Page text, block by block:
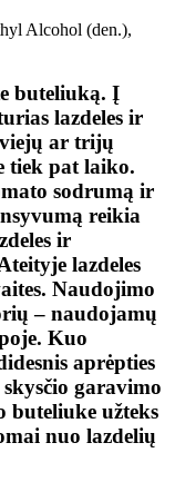
Alcohol (den.),
buteliuką. Į
lazdeles ir
ar trijų
tiek pat laiko.
sodrumą ir
reikia
ir
lazdeles
Naudojimo
– naudojamų
Kuo
aprėpties
garavimo
buteliuke užteks
nuo lazdelių